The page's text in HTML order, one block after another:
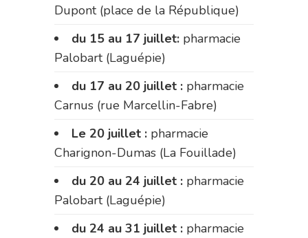
Dupont (place de la République)
du 15 au 17 juillet: pharmacie
Palobart (Laguépie)
du 17 au 20 juillet : pharmacie
Carnus (rue Marcellin-Fabre)
Le 20 juillet : pharmacie
Charignon-Dumas (La Fouillade)
du 20 au 24 juillet : pharmacie
Palobart (Laguépie)
du 24 au 31 juillet : pharmacie